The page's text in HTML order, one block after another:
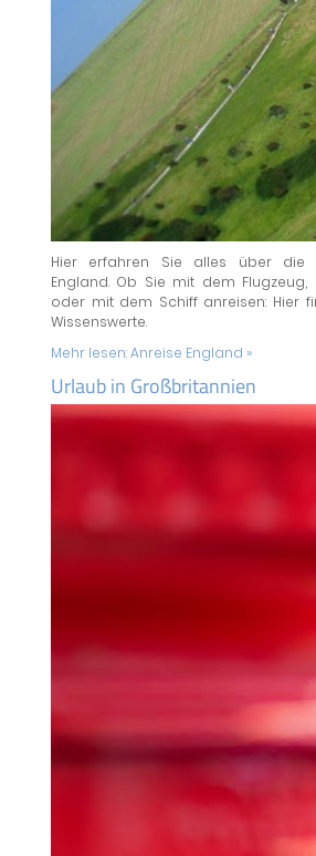
Hier erfahren Sie alles über die
England. Ob Sie mit dem
oder mit dem Schiff anreisen: Hier
Wissenswerte.
Mehr lesen:Anreise England »
Urlaub in Großbritannien